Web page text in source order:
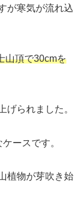
が寒気が流れ込
山頂で30cmを
げられました。
ースです。
植物が芽吹き始